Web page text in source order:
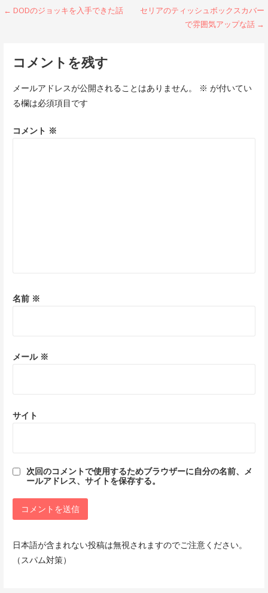
投
ナ
ゲ
← DODのジョッキを入手できた話
セリアのティッシュボックスカバー
で雰囲気アップな話 →
コメントを残す
メールアドレスが公開されることはありません。 ※ が付いてい
る欄は必須項目です
コメント ※
名前 ※
メール ※
サイト
次回のコメントで使用するためブラウザーに自分の名前、メ
ールアドレス、サイトを保存する。
日本語が含まれない投稿は無視されますのでご注意ください。
（スパム対策）